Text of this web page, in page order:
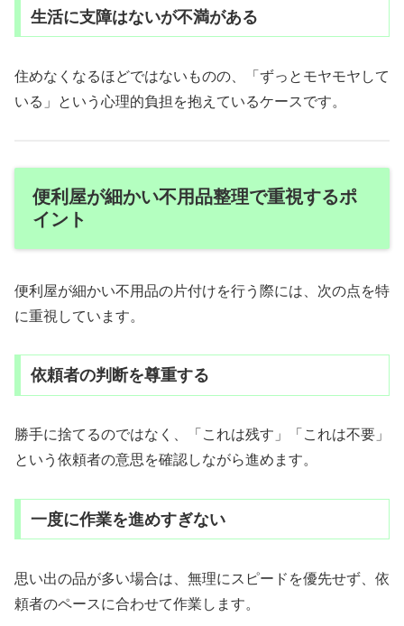
生活に支障はないが不満がある
住めなくなるほどではないものの、「ずっとモヤモヤして
いる」という心理的負担を抱えているケースです。
便利屋が細かい不用品整理で重視するポ
イント
便利屋が細かい不用品の片付けを行う際には、次の点を特
に重視しています。
依頼者の判断を尊重する
勝手に捨てるのではなく、「これは残す」「これは不要」
という依頼者の意思を確認しながら進めます。
一度に作業を進めすぎない
思い出の品が多い場合は、無理にスピードを優先せず、依
頼者のペースに合わせて作業します。